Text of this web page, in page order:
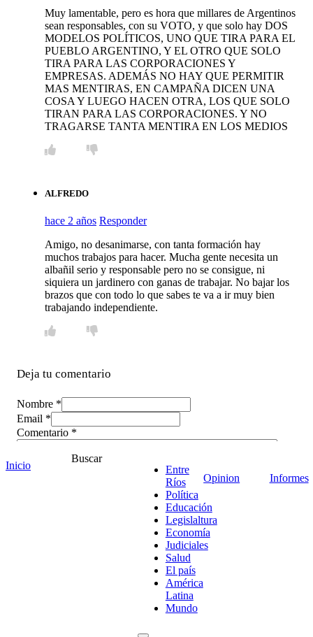
Muy lamentable, pero es hora que millares de Argentinos
sean responsables, con su VOTO, y que solo hay DOS
MODELOS POLÍTICOS, UNO QUE TIRA PARA EL
PUEBLO ARGENTINO, Y EL OTRO QUE SOLO
TIRA PARA LAS CORPORACIONES Y
EMPRESAS. ADEMÁS NO HAY QUE PERMITIR
MAS MENTIRAS, EN CAMPAÑA DICEN UNA
COSA Y LUEGO HACEN OTRA, LOS QUE SOLO
TIRAN PARA LAS CORPORACIONES. Y NO
TRAGARSE TANTA MENTIRA EN LOS MEDIOS
ALFREDO
hace 2 años Responder
Amigo, no desanimarse, con tanta formación hay
muchos trabajos para hacer. Mucha gente necesita un
albañil serio y responsable pero no se consigue, ni
siquiera un jardinero con ganas de trabajar. No bajar los
brazos que con todo lo que sabes te va a ir muy bien
trabajando independiente.
Deja tu comentario
Nombre *
Email *
Comentario *
Inicio
Buscar
Entre
Ríos
Política
Educación
Legislaltura
Economía
Judiciales
Salud
El país
América
Latina
Mundo
Opinion Informes